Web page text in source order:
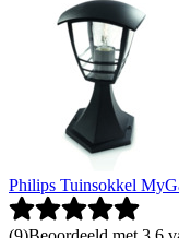
Philips Tuinsokkel